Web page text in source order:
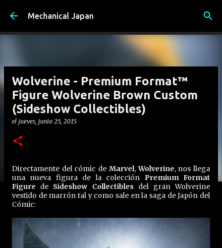
Ir al contenido principal
Mechanical Japan
Wolverine - Premium Format™
Figure Wolverine Brown Custom
(Sideshow Collectibles)
el jueves, junio 25, 2015
Directamente del cómic de Marvel,Wolverine, nos llega
una nueva figura de la colección Premium Format
Figure de Sideshow Collectibles del gran Wolverine
vestido de marrón tal y como sale en la saga de Japón del
Cómic: